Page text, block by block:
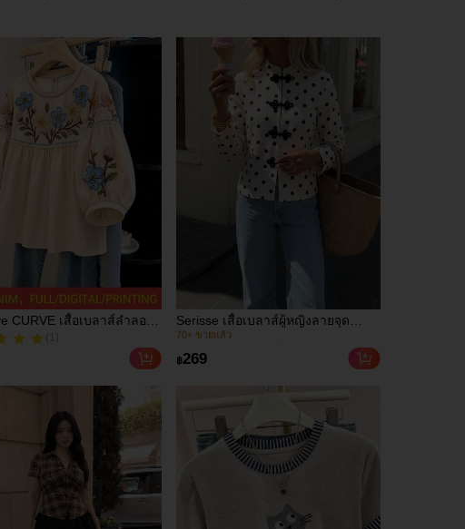
CURVE เสื้อเบลาส์ลำลองผู้
ใหญ่ คอกลม แต่งรูดด้าน
นกลีบดอก ทรงหลวม พิมพ์
ฟิก สำหรับออกไปข้างนอก
Serisse เสื้อเบลาส์ผู้หญิงลายจุด
กระดุมดีไซน์กบ สไตล์หรูหรา
70+ ขายแล้ว
฿269